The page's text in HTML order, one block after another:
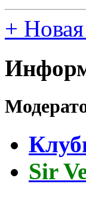
+
Sir